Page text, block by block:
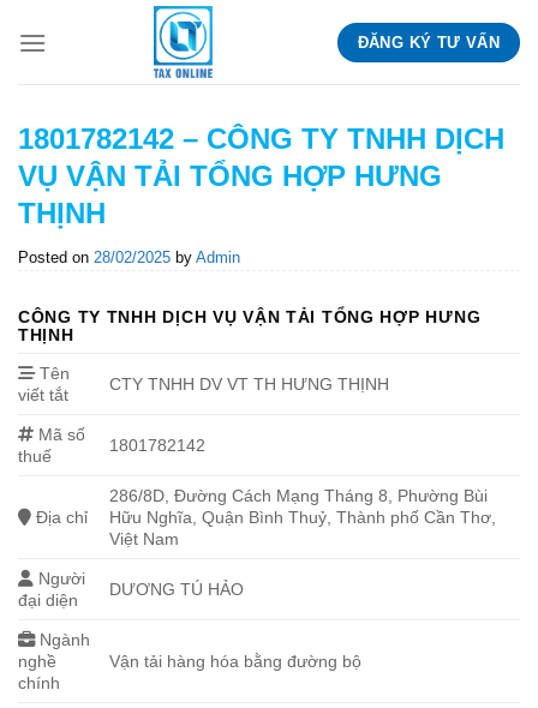
ĐĂNG KÝ TƯ VẤN
1801782142 – CÔNG TY TNHH DỊCH
VỤ VẬN TẢI TỔNG HỢP HƯNG
THỊNH
Posted on 28/02/2025 by Admin
CÔNG TY TNHH DỊCH VỤ VẬN TẢI TỔNG HỢP HƯNG
THỊNH
Tên
viết tắt
CTY TNHH DV VT TH HƯNG THỊNH
Mã số
thuế
1801782142
Địa chỉ
286/8D, Đường Cách Mạng Tháng 8, Phường Bùi
Hữu Nghĩa, Quận Bình Thuỷ, Thành phố Cần Thơ,
Việt Nam
Người
đại diện
DƯƠNG TÚ HẢO
Ngành
nghề
chính
Vận tải hàng hóa bằng đường bộ